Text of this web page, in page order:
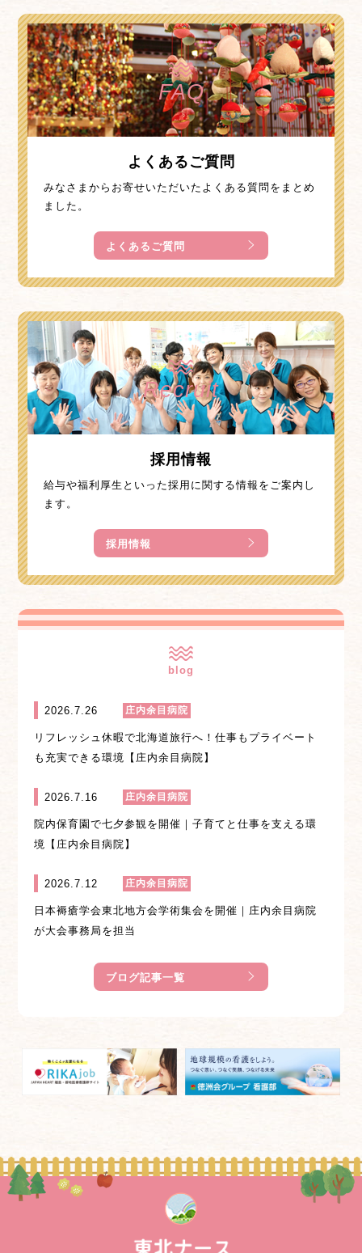
FAQ
よくあるご質問
みなさまからお寄せいただいたよくある質問をまとめ
ました。
よくあるご質問
Recruit
採用情報
給与や福利厚生といった採用に関する情報をご案内し
ます。
採用情報
blog
2026.7.26 庄内余目病院
リフレッシュ休暇で北海道旅行へ！仕事もプライベート
も充実できる環境【庄内余目病院】
2026.7.16 庄内余目病院
院内保育園で七夕参観を開催｜子育てと仕事を支える環
境【庄内余目病院】
2026.7.12 庄内余目病院
日本褥瘡学会東北地方会学術集会を開催｜庄内余目病院
が大会事務局を担当
ブログ記事一覧